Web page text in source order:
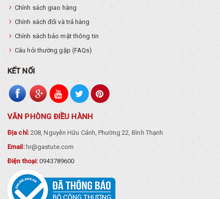
Chính sách giao hàng
Chính sách đổi và trả hàng
Chính sách bảo mật thông tin
Câu hỏi thường gặp (FAQs)
KẾT NỐI
VĂN PHÒNG ĐIỀU HÀNH
Địa chỉ:208, Nguyễn Hữu Cảnh, Phường 22, Bình Thạnh
Email: hr@gastute.com
Điện thoại:0943789600